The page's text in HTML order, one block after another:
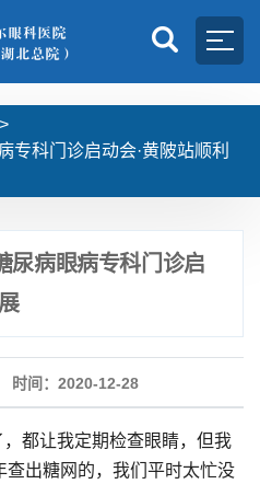
>
专科门诊启动会·黄陂站顺利
尿病眼病专科门诊启
时间：2020-12-28
都让我定期检查眼睛，但我
查出糖网的，我们平时太忙没